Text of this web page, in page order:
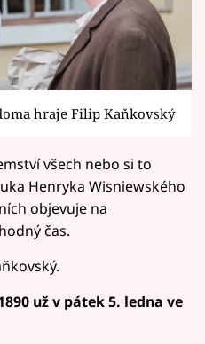
hraje Filip Kaňkovský
všech nebo si to
Henryka Wisniewského
objevuje na
čas.
už v pátek 5. ledna ve